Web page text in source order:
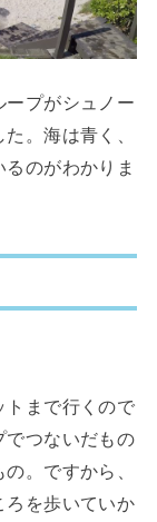
ープがシュノー
。海は青く、
のがわかりま
トまで行くので
でつないだもの
。ですから、
ろを歩いていか